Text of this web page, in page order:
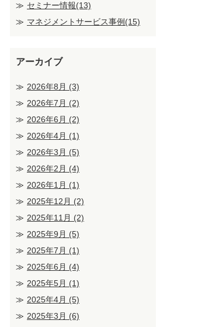
セミナー情報(13)
マネジメントサービス事例(15)
アーカイブ
2026年8月 (3)
2026年7月 (2)
2026年6月 (2)
2026年4月 (1)
2026年3月 (5)
2026年2月 (4)
2026年1月 (1)
2025年12月 (2)
2025年11月 (2)
2025年9月 (5)
2025年7月 (1)
2025年6月 (4)
2025年5月 (1)
2025年4月 (5)
2025年3月 (6)